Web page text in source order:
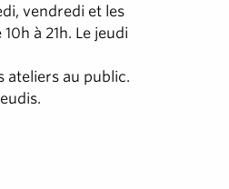
vendredi et les
à 21h. Le jeudi
ateliers au public.